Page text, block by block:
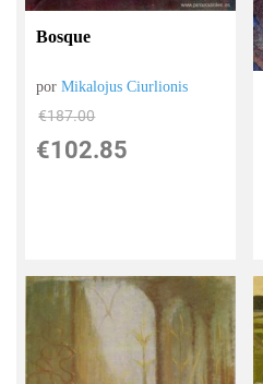
Bosque
porMikalojus Ciurlionis
€187.00
€102.85